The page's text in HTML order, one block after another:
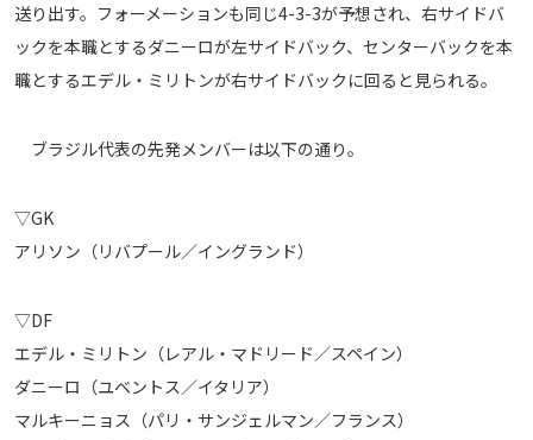
TV
送り出す。フォーメーションも同じ4-3-3が予想され、右サイドバ
ックを本職とするダニーロが左サイドバック、センターバックを本
職とするエデル・ミリトンが右サイドバックに回ると見られる。
ブラジル代表の先発メンバーは以下の通り。
▽GK
アリソン（リバプール／イングランド）
▽DF
エデル・ミリトン（レアル・マドリード／スペイン）
ダニーロ（ユベントス／イタリア）
マルキーニョス（パリ・サンジェルマン／フランス）